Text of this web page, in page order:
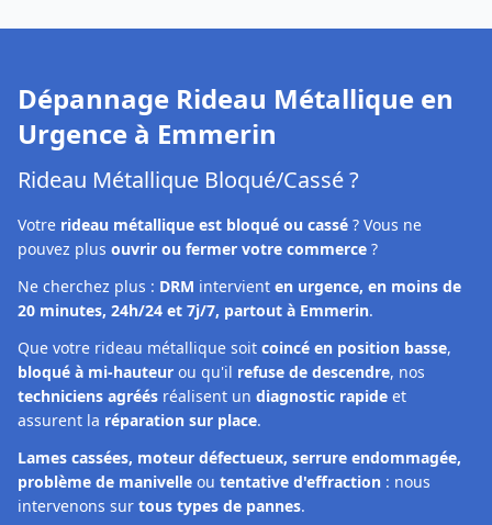
Dépannage Rideau Métallique en
Urgence à Emmerin
Rideau Métallique Bloqué/Cassé ?
Votre rideau métallique est bloqué ou cassé ? Vous ne
pouvez plus ouvrir ou fermer votre commerce ?
Ne cherchez plus : DRM intervient en urgence, en moins de
20 minutes, 24h/24 et 7j/7, partout à Emmerin.
Que votre rideau métallique soit coincé en position basse,
bloqué à mi-hauteur ou qu'il refuse de descendre, nos
techniciens agréés réalisent un diagnostic rapide et
assurent la réparation sur place.
Lames cassées, moteur défectueux, serrure endommagée,
problème de manivelle ou tentative d'effraction : nous
intervenons sur tous types de pannes.